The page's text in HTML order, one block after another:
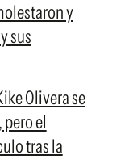
y
sus
Olivera se
el
tras la